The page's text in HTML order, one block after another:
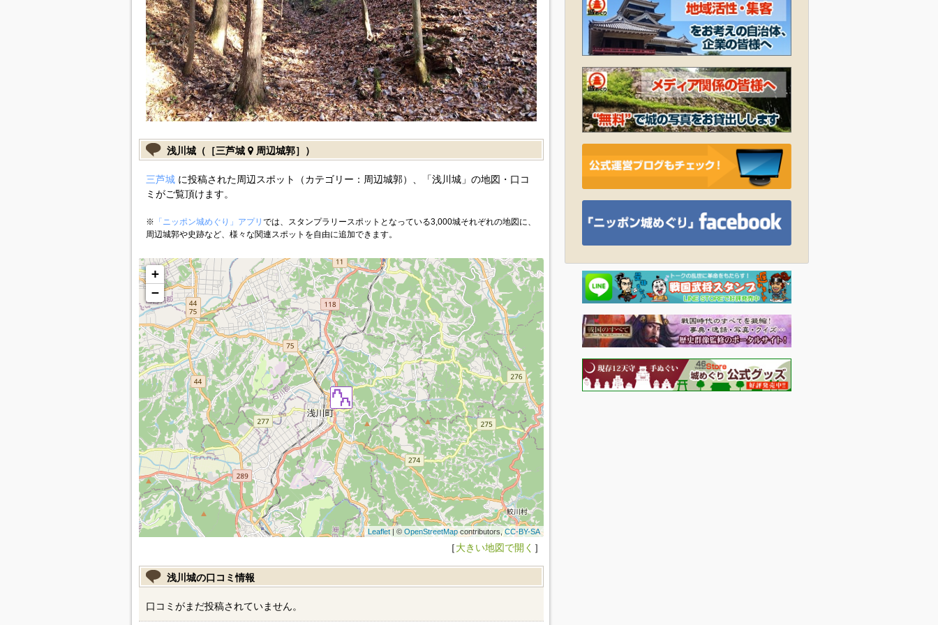
浅川城（［三芦城 周辺城郭］）
三芦城に投稿された周辺スポット（カテゴリー：周辺城郭）、「浅川城」の地図・口コ
ミがご覧頂けます。
※ 「ニッポン城めぐり」アプリ では、スタンプラリースポットとなっている3,000城それぞれの地図に、
周辺城郭や史跡など、様々な関連スポットを自由に追加できます。
+
−
Leaflet| © OpenStreetMapcontributors,CC-BY-SA
［大きい地図で開く ］
浅川城の口コミ情報
口コミがまだ投稿されていません。